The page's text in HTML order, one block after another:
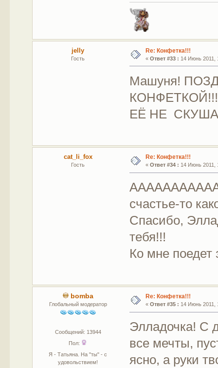
jelly
Гость
Re: Конфетка!!!
« Ответ #33 : 14 Июнь 2011,
Машуня!
ЕЁ НЕ
cat_li_fox
Гость
Re: Конфетка!!!
« Ответ #34 : 14 Июнь 2011,
счастье-то
Спасибо,
тебя!!!
Ко мне поедет
bomba
Глобальный модератор
Сообщений: 13944
Пол:
Я - Татьяна. На "ты" - с
удовольствием!
Re: Конфетка!!!
« Ответ #35 : 14 Июнь 2011,
Элладочка! С
все мечты,
ясно, а руки